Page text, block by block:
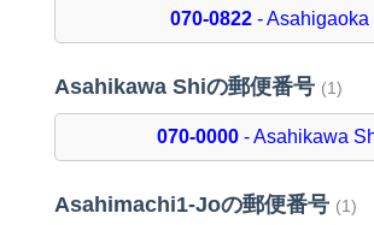
070-0822 - Asahigaoka
Asahikawa Shiの郵便番号 (1)
070-0000 - Asahikawa
Asahimachi1-Joの郵便番号 (1)